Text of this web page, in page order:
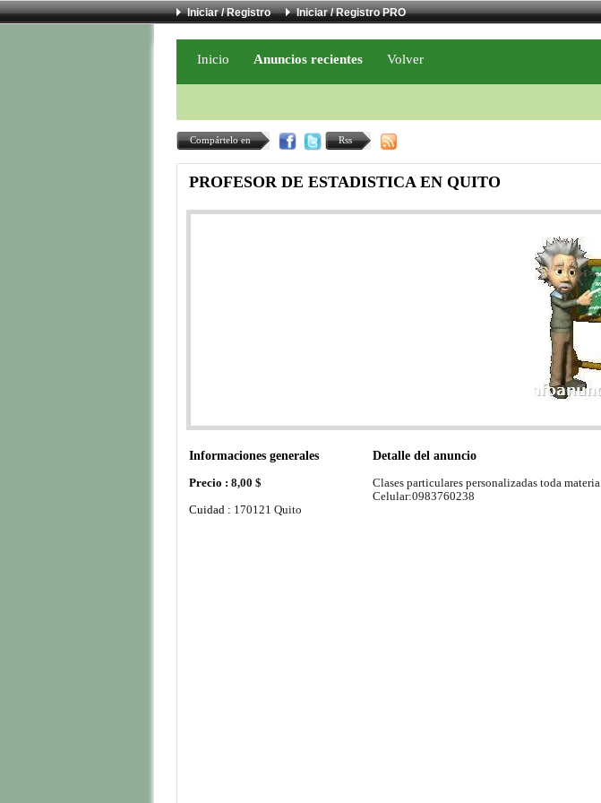
Iniciar / Registro Iniciar / Registro PRO
Inicio Anuncios recientes Volver
Compártelo en Rss
PROFESOR DE ESTADISTICA EN QUITO
Informaciones generales
Precio : 8,00 $
Cuidad : 170121 Quito
Detalle del anuncio
Clases particulares personalizadas toda materia
Celular:0983760238